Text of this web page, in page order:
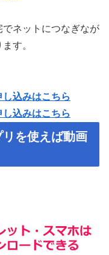
ネットにつなぎなが
す。
込みはこちら
込みはこちら
を使えば動画